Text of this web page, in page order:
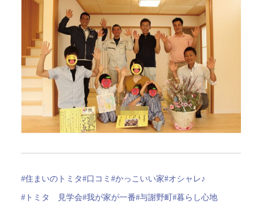
#住まいのトミタ#口コミ #かっこいい家#オシャレ♪
#トミタ 見学会#我が家が一番#与謝野町#暮らし心地